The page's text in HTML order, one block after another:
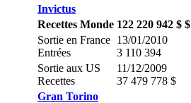
Invictus
Recettes Monde 122 220 942 $ $
Sortie en France
Entrées
13/01/2010
3 110 394
Sortie aux US
Recettes
11/12/2009
37 479 778 $
Gran Torino